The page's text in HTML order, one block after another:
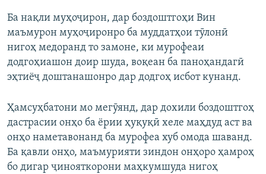
Ба нақли муҳоҷирон, дар боздоштгоҳи Вин
маъмурон муҳоҷиронро ба муддатҳои тӯлонӣ
нигоҳ медоранд то замоне, ки мурофеаи
додгоҳиашон доир шуда, воқеан ба паноҳандагӣ
эҳтиёҷ доштанашонро дар додгоҳ исбот кунанд.
Ҳамсуҳбатони мо мегӯянд, дар дохили боздоштгоҳ
дастрасии онҳо ба ёрии ҳуқуқӣ хеле маҳдуд аст ва
онҳо наметавонанд ба мурофеа хуб омода шаванд.
Ба қавли онҳо, маъмурияти зиндон онҳоро ҳамроҳ
бо дигар ҷинояткорони маҳкумшуда нигоҳ